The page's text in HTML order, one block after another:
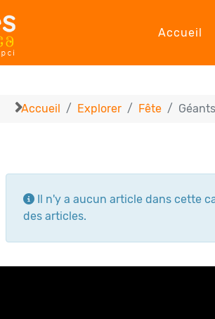
Accueil
Accueil Explorer Fête
Info
Il n'y a aucun article dans cette
des articles.